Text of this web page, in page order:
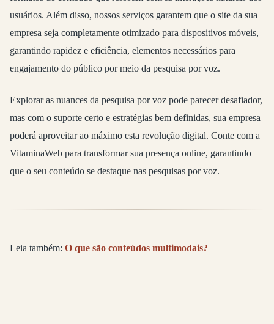
usuários. Além disso, nossos serviços garantem que o site da sua
empresa seja completamente otimizado para dispositivos móveis,
garantindo rapidez e eficiência, elementos necessários para
engajamento do público por meio da pesquisa por voz.
Explorar as nuances da pesquisa por voz pode parecer desafiador,
mas com o suporte certo e estratégias bem definidas, sua empresa
poderá aproveitar ao máximo esta revolução digital. Conte com a
VitaminaWeb para transformar sua presença online, garantindo
que o seu conteúdo se destaque nas pesquisas por voz.
Leia também: O que são conteúdos multimodais?